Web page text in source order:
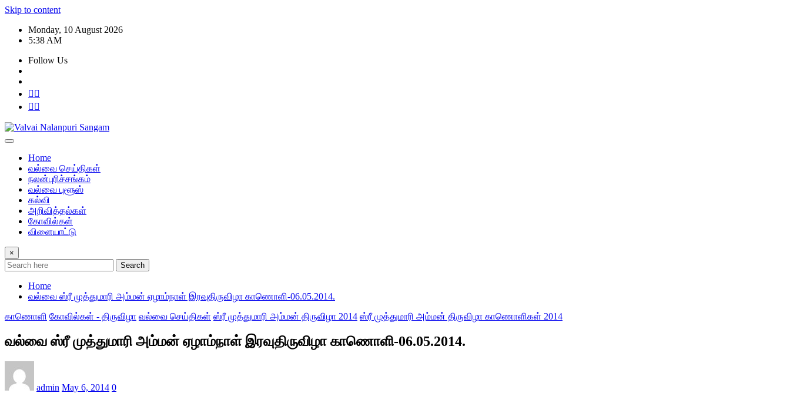
Skip to content
Monday, 10 August 2026
5:38 AM
Follow Us
Home
வல்வை செய்திகள்
நலன்புரிச்சங்கம்
வல்வை புளூஸ்
கல்வி
அறிவித்தல்கள்
கோவில்கள்
விளையாட்டு
×
Search
Home
வல்வை ஸ்ரீ முத்துமாரி அம்மன் ஏழாம்நாள் இரவுதிருவிழா காணொளி-06.05.2014.
காணொளி கோவில்கள் - திருவிழா வல்வை செய்திகள் ஸ்ரீ முத்துமாரி அம்மன் திருவிழா 2014 ஸ்ரீ முத்துமாரி அம்மன் திருவிழா காணொளிகள் 2014
வல்வை ஸ்ரீ முத்துமாரி அம்மன் ஏழாம்நாள் இரவுதிருவிழா காணொளி-06.05.2014.
admin May 6, 2014 0